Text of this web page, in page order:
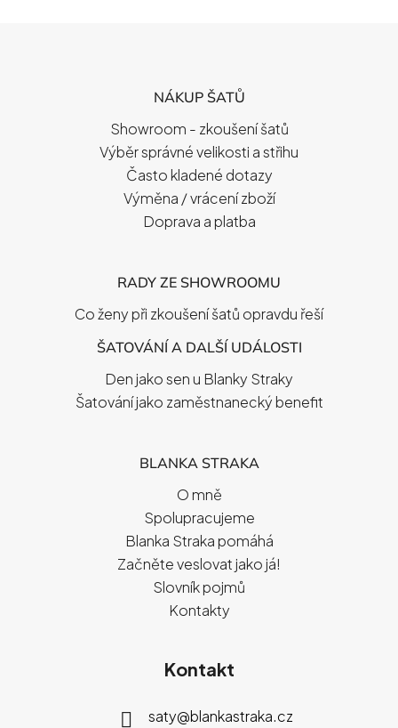
NÁKUP ŠATŮ
Showroom - zkoušení šatů
Výběr správné velikosti a střihu
Často kladené dotazy
Výměna / vrácení zboží
Doprava a platba
RADY ZE SHOWROOMU
Co ženy při zkoušení šatů opravdu řeší
ŠATOVÁNÍ A DALŠÍ UDÁLOSTI
Den jako sen u Blanky Straky
Šatování jako zaměstnanecký benefit
BLANKA STRAKA
O mně
Spolupracujeme
Blanka Straka pomáhá
Začněte veslovat jako já!
Slovník pojmů
Kontakty
Kontakt
saty@blankastraka.cz